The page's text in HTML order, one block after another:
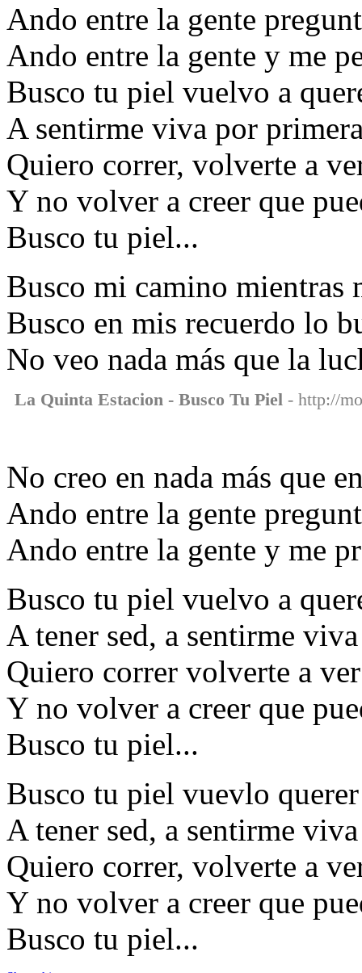
Ando entre la gente
Ando entre la gente y me
Busco tu piel vuelvo a
A sentirme viva por
Quiero correr, volverte a
Y no volver a creer que
Busco tu piel...
Busco mi camino mientras
Busco en mis recuerdo lo
No veo nada más que la
La Quinta Estacion - Busco Tu Piel - http://
No creo en nada más que
Ando entre la gente
Ando entre la gente y me
Busco tu piel vuelvo a
A tener sed, a sentirme
Quiero correr volverte a
Y no volver a creer que
Busco tu piel...
Busco tu piel vuevlo querer
A tener sed, a sentirme
Quiero correr, volverte a
Y no volver a creer que
Busco tu piel...